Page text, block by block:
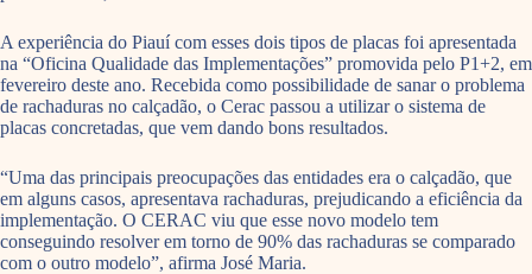
A experiência do Piauí com esses dois tipos de placas foi apresentada
na “Oficina Qualidade das Implementações” promovida pelo P1+2, em
fevereiro deste ano. Recebida como possibilidade de sanar o problema
de rachaduras no calçadão, o Cerac passou a utilizar o sistema de
placas concretadas, que vem dando bons resultados.
“Uma das principais preocupações das entidades era o calçadão, que
em alguns casos, apresentava rachaduras, prejudicando a eficiência da
implementação. O CERAC viu que esse novo modelo tem
conseguindo resolver em torno de 90% das rachaduras se comparado
com o outro modelo”, afirma José Maria.